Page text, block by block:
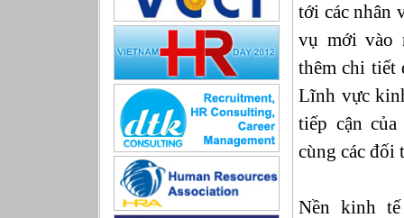
Quan hệ công chúng
Quản lý chất lượng
Quản lý, Điều hành
Quản lý, Kinh doanh bất động sản
Quản trị hệ thống
Sản xuất game online
Sở hữu công nghiệp
Tài chính
Thiết kế
Tiếp thị
Tổ chức Sản xuất
tới các nhân
vụ mới vào
thêm chi tiết
Lĩnh vực
tiếp cận
cùng các đối
Nền kinh